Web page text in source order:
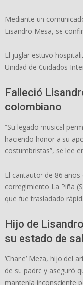
Mediante un
Lisandro Mesa, se
El juglar estuvo
Unidad de Cuidados
Falleció
colombiano
“Su legado musical
haciendo honor a su
costumbristas”, se lee
El cantautor de 86
corregimiento La Piña
que fue trasladado
Hijo de
su estado de
‘Chane’ Meza, hijo del
de su padre y aseguró
mantenía inconsciente